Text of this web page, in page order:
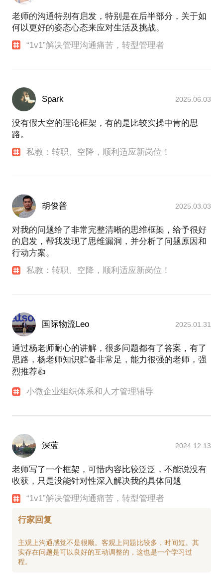
联易才，客服总监（高速发展期）；全国领先的人力
资源服务模式创新创业企业（软银中国投资），智
阳，产品总监；全国首批新三板人力资源服务企业
（创新层、做市指标股），搜才人力，董事副总；先
锋宜租董事总经理、事业部负责人；某数字科技公司
核体系、薪酬体系、培训体系的设计和落地。在乙方
设计和运营过的产品包括，招聘、培训、福利、咨
询、系统等多个领域，营业额过百亿。曾作为专家参
与大型国企、500强外企的招聘和职业指导。曾参与
服务行业协会理事。
进过很多坑，又一个一个很艰难的自己爬出来，迷茫
过、痛苦过。我很幸运，在这个过程中有许多贵人师
长相助，帮我指点迷津，让我看到新的目标和方向，
收获能量和信心。我想如果能够早一点，更系统化的
接受高人指点，我一定会比过往成长的更快，比现在
达到的高度更高。也曾有家人朋友牵线和一些朋友交
流，感受很好，彼此都有收获，可惜这种约见形式效
我会通过这些方法和技巧帮你实现效果：
我和学员的交流从看到学员约见提出的问题就已经开
始了。在和学员的交互沟通中，我在逐渐体会学员的
特质，分析学员的需求、痛点和难点。在每个话题的
背后，我都总结了一套我自己的理论体系做支撑，在
沟通不仅限于知识的输出，我们应该在有限的沟通时
建立分析解决问题的思维体系，力求道术结合、知行
合一。
在即将到来的约见中，我会这样来帮助你：
1.提前微信沟通，确定沟通的时间和方式，根据话题
和学员梳理背景信息。
2.准时开始，确认沟通的重点和方法。
3.沟通主要内容，围绕学员的痛点、难点展开。
5.友好结束，保持联系。
【学业经历】：
老师的沟通特别有启发，特别是在后半部分，关于如
何以更好的姿态心态来应对生活及挑战。
“1v1”解决管理沟通痛苦，转型管理者
Spark 2025.06.03
没有假大空的理论框架，有的是比较实操中肯的思
路。
私教：转职、空降，顺利适应新岗位！
胡俊普 2025.03.03
对我的问题给了非常完整清晰的思维框架，给予很好
的启发，帮我发现了思维漏洞，并分析了问题原因和
行动方案。
私教：转职、空降，顺利适应新岗位！
国际物流Leo 2025.01.31
通过杨老师耐心的讲解，很多问题都有了答案，有了
思路，杨老师知识贮备非常足，能力很强的老师，强
烈推荐👍
小微企业组织体系和人才管理辅导
深蓝 2024.12.13
老师写了一个框架，可惜内容比较泛泛，不能说没有
收获，只是没能针对性深入解决我的具体问题
“1v1”解决管理沟通痛苦，转型管理者
行家回复
主观上沟通感觉不是很顺。客观上问题比较多，时间短。其
实存在问题是可以良好的互动调整的，这也是一个学习过